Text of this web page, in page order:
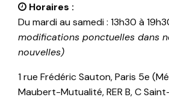
Horaires :
Du mardi au samedi : 13h30 à
modifications ponctuelles dans
nouvelles)
1 rue Frédéric Sauton, Paris 5e
Maubert-Mutualité, RER B, C